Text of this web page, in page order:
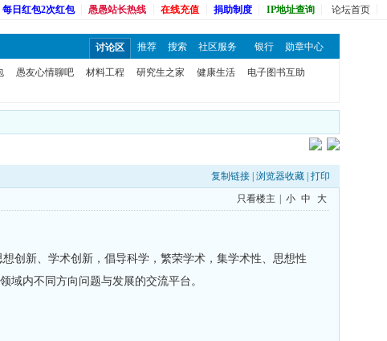
每日红包2次红包 愚愚站长热线 在线充值 捐助制度 IP地址查询 论坛首页
讨论区 推荐 搜索 社区服务 银行 勋章中心
愚友心情聊吧 材料工程 研究生之家 健康生活 电子图书互助
复制链接| 浏览器收藏| 打印
只看楼主 小 中 大
创新、学术创新，倡导科学，繁荣学术，集学术性、思想性
域内不同方向问题与发展的交流平台。